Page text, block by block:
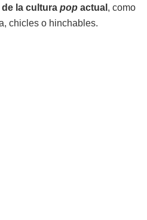
la cultura pop actual , como
chicles o hinchables.